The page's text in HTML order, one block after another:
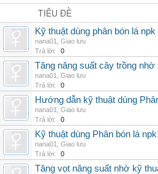
TIÊU ĐỀ
Kỹ thuật dùng phân bón lá
nana01
Giao lưu
Trả lời:
0
Tăng năng suất cây trồng
nana01
Giao lưu
Trả lời:
0
Hướng dẫn kỹ thuật dùng
nana01
Giao lưu
Trả lời:
0
Kỹ thuật dùng Phân bón lá
nana01
Giao lưu
Trả lời:
0
Tăng vọt năng suất nhờ kỹ